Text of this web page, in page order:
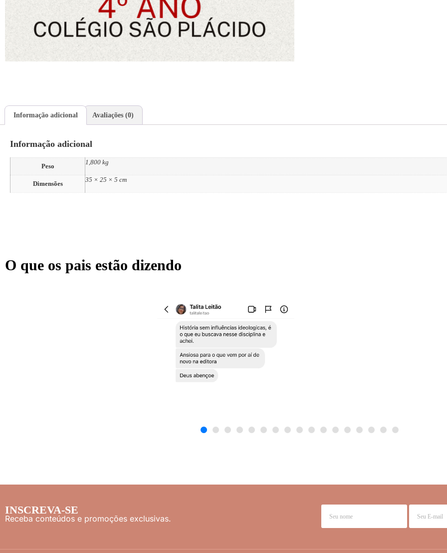
Informação adicional Avaliações (0)
Informação adicional
Peso
1,800 kg
Dimensões
35 × 25 × 5 cm
O que os pais estão dizendo
INSCREVA-SE
Receba conteúdos e promoções exclusivas.